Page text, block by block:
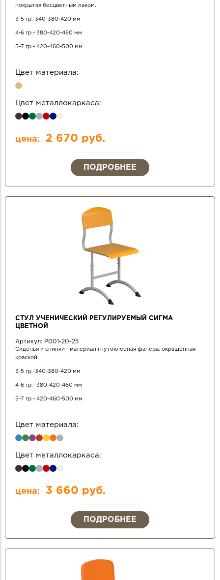
покрытая бесцветным лаком.
3-5 гр.-340-380-420 мм
4-6 гр.- 380-420-460 мм
5-7 гр.- 420-460-500 мм
Цвет материала:
Цвет металлокаркаса:
цена: 2 670 руб.
ПОДРОБНЕЕ
СТУЛ УЧЕНИЧЕСКИЙ РЕГУЛИРУЕМЫЙ СИГМА
ЦВЕТНОЙ
Артикул: Р001-20-25
Сиденья и спинки - материал гнутоклееная фанера, окрашенная
краской.
3-5 гр.-340-380-420 мм
4-6 гр.- 380-420-460 мм
5-7 гр.- 420-460-500 мм
Цвет материала:
Цвет металлокаркаса:
цена: 3 660 руб.
ПОДРОБНЕЕ